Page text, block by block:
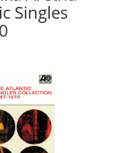
Singles